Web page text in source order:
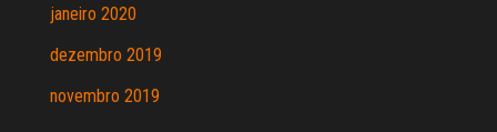
janeiro 2020
dezembro 2019
novembro 2019